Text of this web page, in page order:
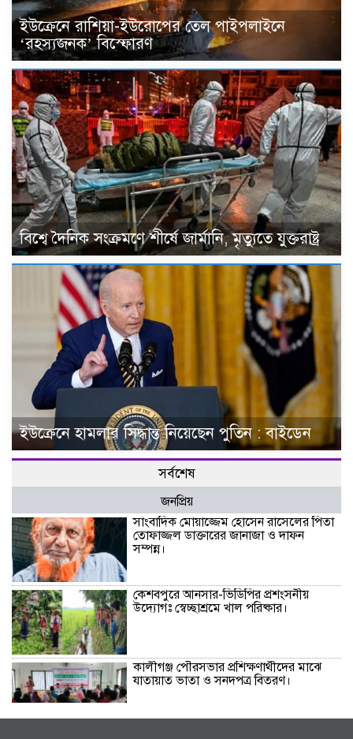
ইউক্রেনে রাশিয়া-ইউরোপের তেল পাইপলাইনে
‘রহস্যজনক’ বিস্ফোরণ
বিশ্বে দৈনিক সংক্রমণে শীর্ষে জার্মানি, ‍মৃত্যুতে যুক্তরাষ্ট্র
ইউক্রেনে হামলার সিদ্ধান্ত নিয়েছেন পুতিন : বাইডেন
সর্বশেষ
জনপ্রিয়
সাংবাদিক মোয়াজ্জেম হোসেন রাসেলের পিতা
তোফাজ্জল ডাক্তারের জানাজা ও দাফন
সম্পন্ন।
কেশবপুরে আনসার-ভিডিপির প্রশংসনীয়
উদ্যোগঃ স্বেচ্ছাশ্রমে খাল পরিষ্কার।
কালীগঞ্জ পৌরসভার প্রশিক্ষণার্থীদের মাঝে
যাতায়াত ভাতা ও সনদপত্র বিতরণ।